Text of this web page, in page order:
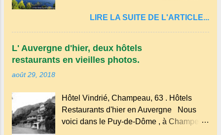
d'art sacré, d'un jardin des souvenirs tout
cela dans un grand parc arboré.
(cratère d'explosion) rempli d’eau, appelé
: le Lac de Tazenat ou Tazanat, il est le
premier et le plus au nord de la Chaîne
des Puys qui en compte près de soixante.
En Auvergne on dit : un " Gour " c 'est
Longtemps considéré comme "sans fond"
et en forme d'entonnoir entraînant vers les
entrailles de la terre, les malheureux qui
LIRE LA SUITE DE L'ARTICLE...
L' Auvergne d'hier, deux hôtels
restaurants en vieilles photos.
août 29, 2018
Hôtel Vindrié, Champeau, 63 . Hôtels
Restaurants d'hier en Auvergne Nous
voici dans le Puy-de-Dôme , à Champeau